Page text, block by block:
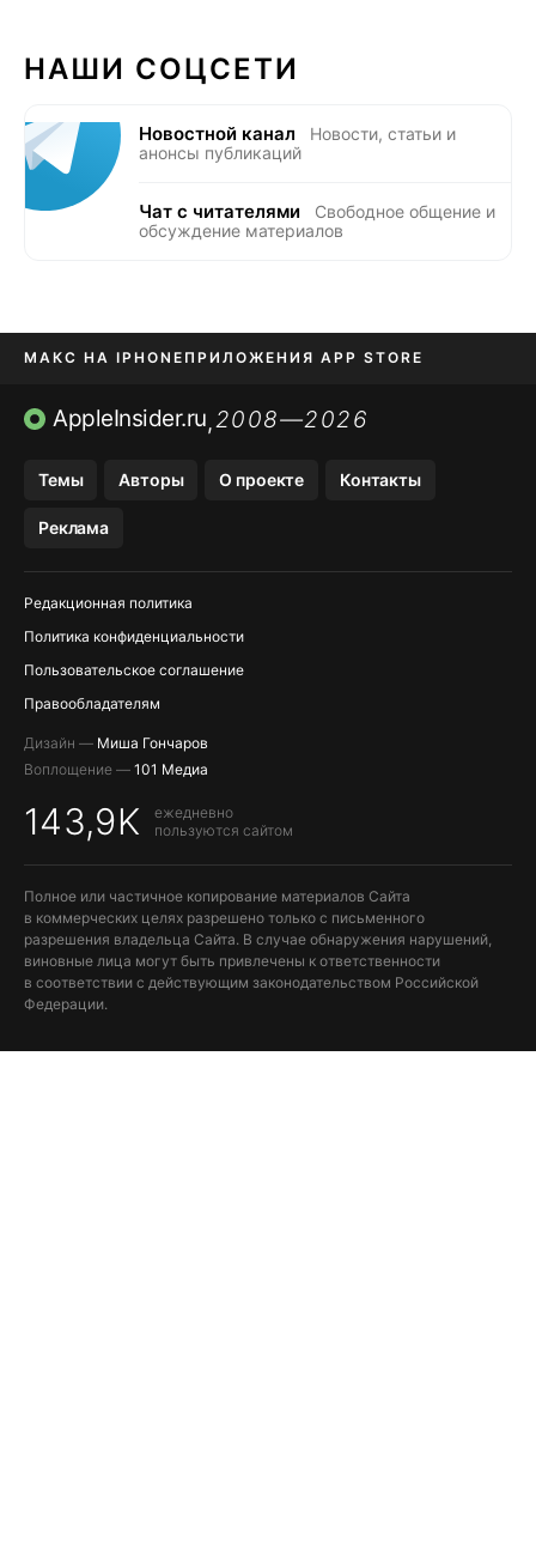
НАШИ СОЦСЕТИ
Новостной канал
Новости, статьи и
анонсы публикаций
Чат с читателями
Свободное общение и
обсуждение материалов
МАКС НА IPHONE ПРИЛОЖЕНИЯ APP STORE
TIKTOK НА IPHONEПРИЛОЖЕНИЯ БЕЗ APP STORE
AppleInsider.ru,2008—2026
Темы Авторы О проекте Контакты
Реклама
Редакционная политика
Политика конфиденциальности
Пользовательское соглашение
Правообладателям
Дизайн — Миша Гончаров
Воплощение — 101 Медиа
143,9K
ежедневно
пользуются сайтом
Полное или частичное копирование материалов Сайта
в коммерческих целях разрешено только с письменного
разрешения владельца Сайта. В случае обнаружения нарушений,
виновные лица могут быть привлечены к ответственности
в соответствии с действующим законодательством Российской
Федерации.